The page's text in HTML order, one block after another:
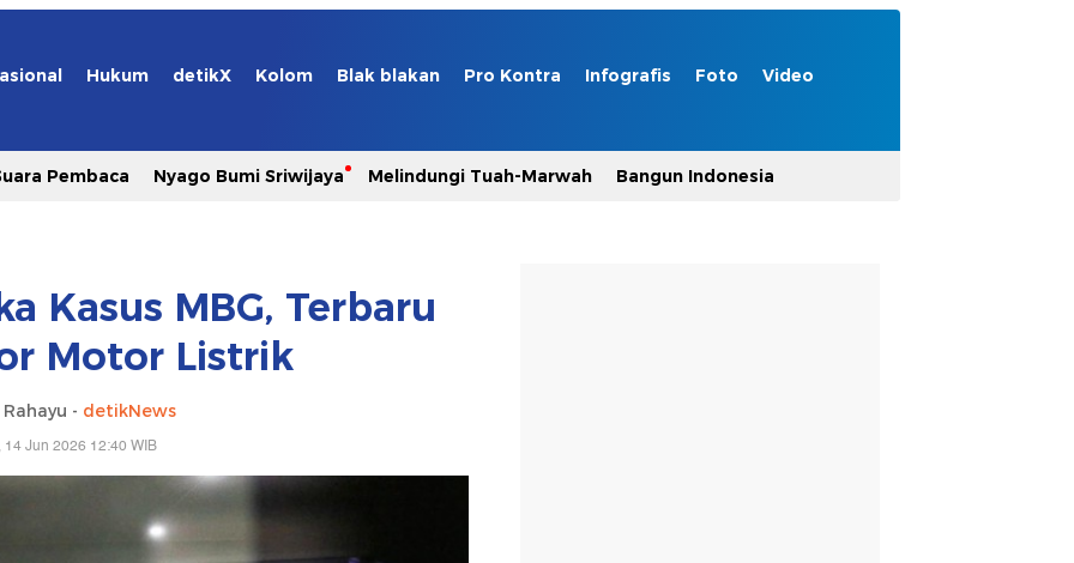
Hukum detikX Kolom Blak blakan Pro Kontra Infografis Foto Video
Pembaca Nyago Bumi Sriwijaya Melindungi Tuah-Marwah Bangun Indonesia
Kasus MBG, Terbaru
Motor Listrik
- detikNews
14 Jun 2026 12:40 WIB